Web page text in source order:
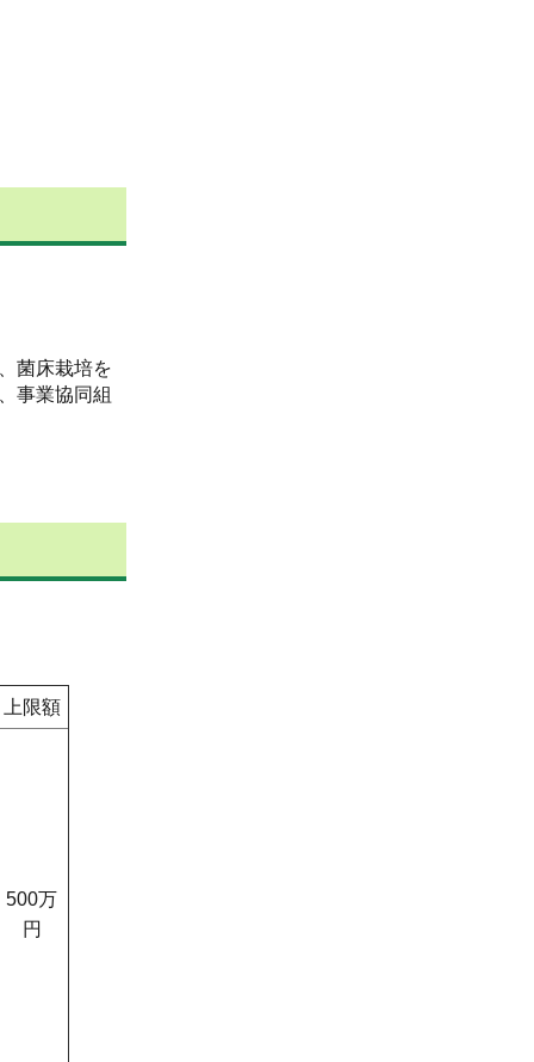
菌床栽培を
事業協同組
上限額
500万
円